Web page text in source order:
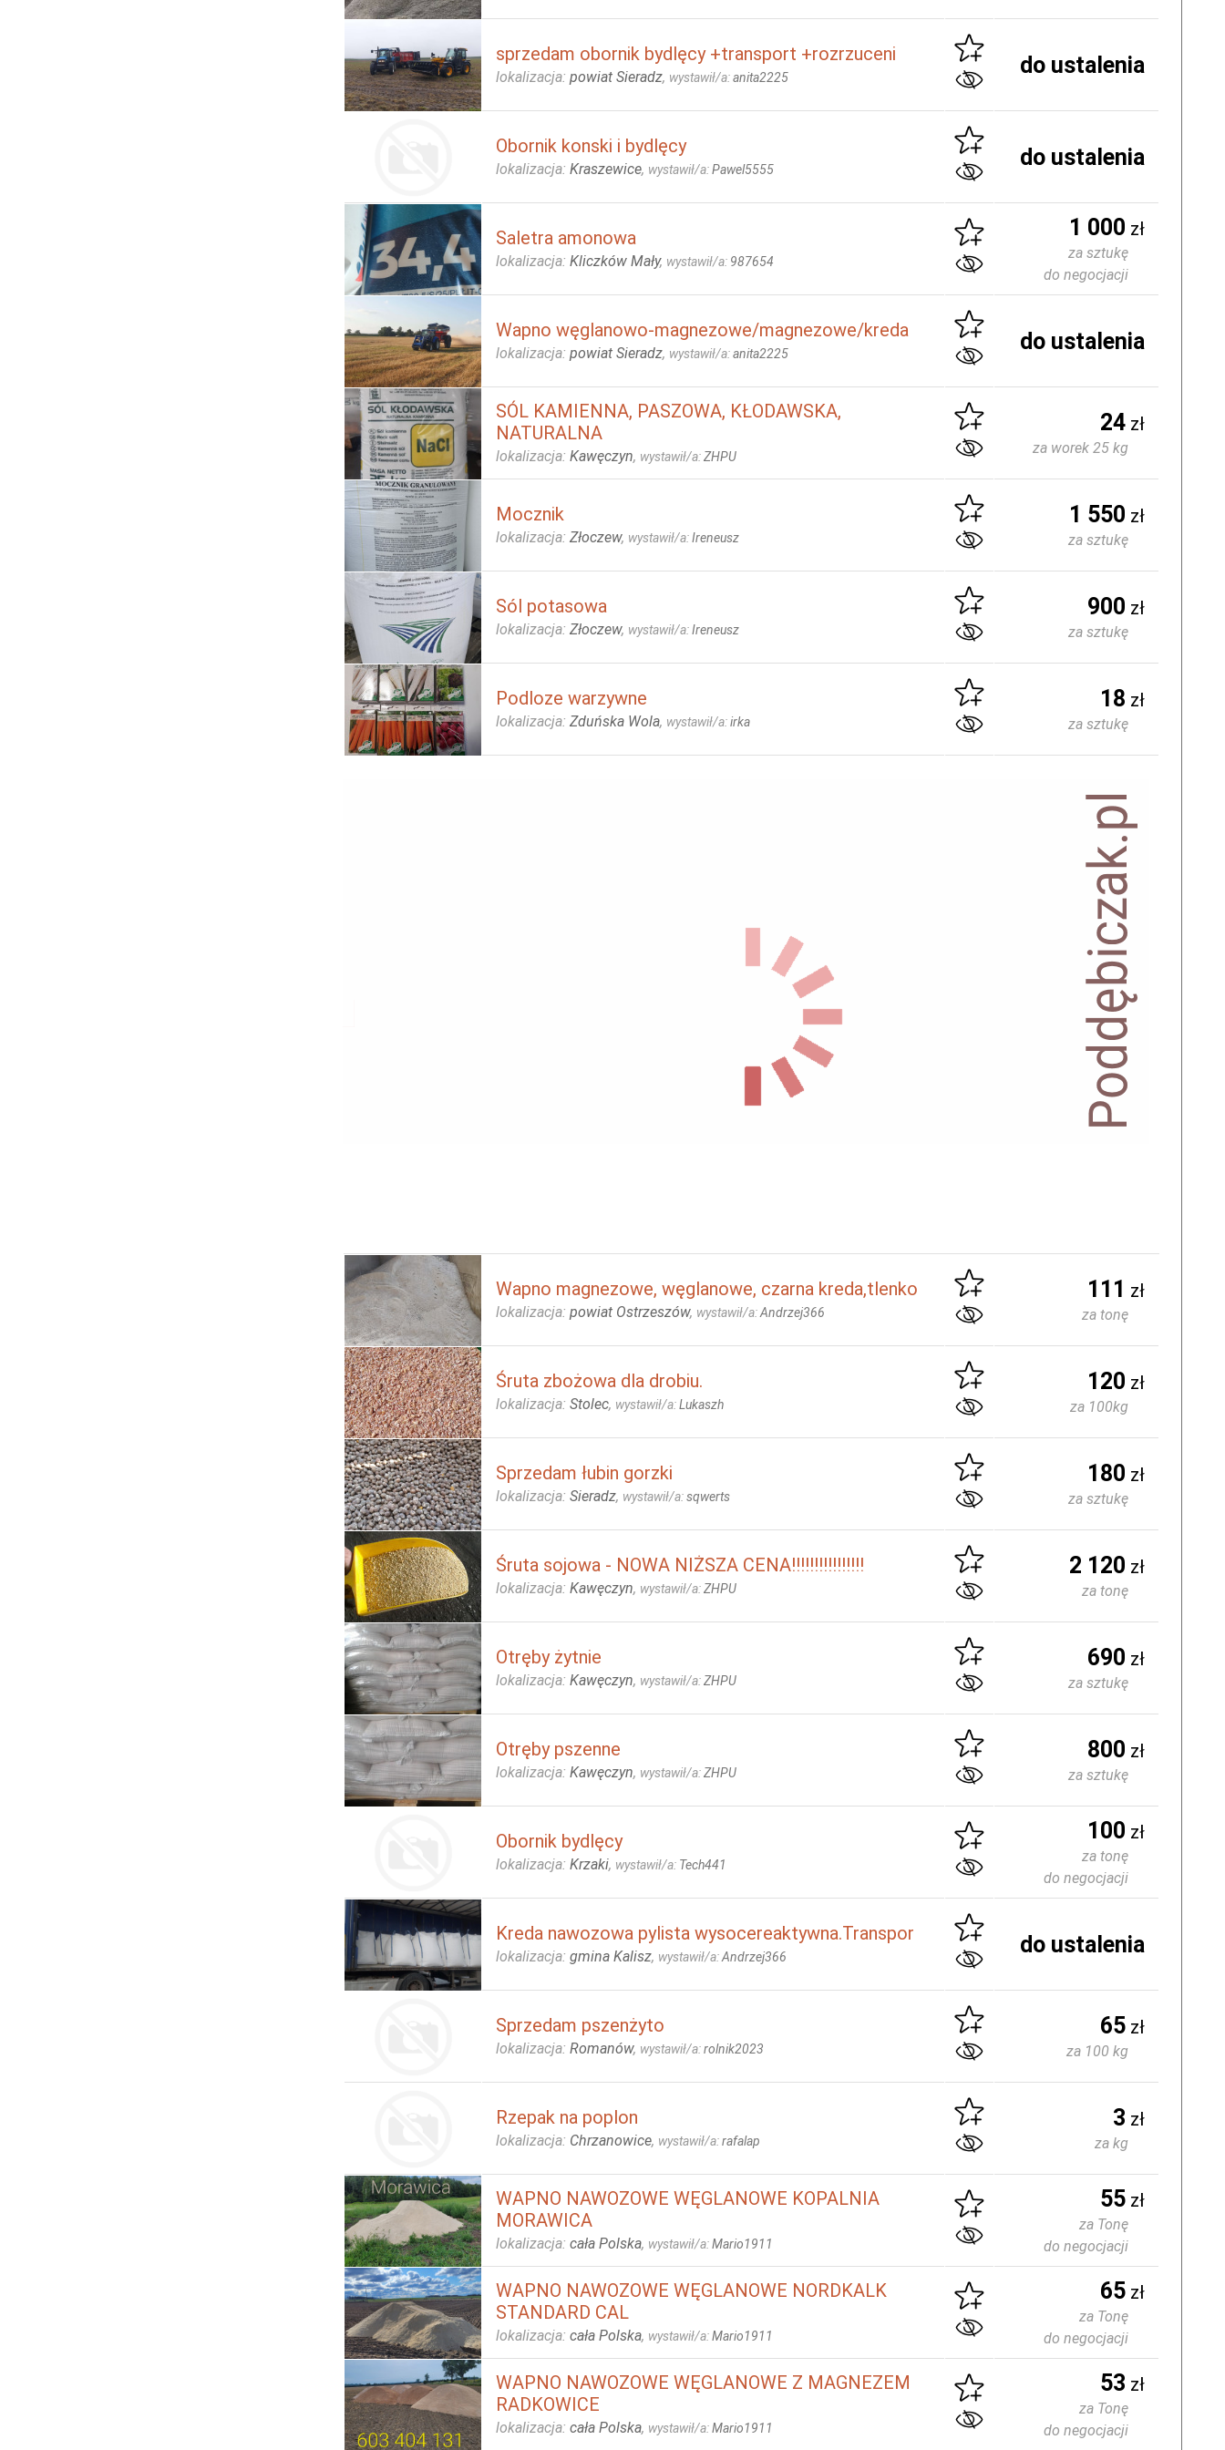
sprzedam obornik bydlęcy +transport +rozrzuceni
lokalizacja: powiat Sieradz, wystawił/a:anita2225 do ustalenia
Obornik konski i bydlęcy
lokalizacja: Kraszewice, wystawił/a:Pawel5555 do ustalenia
Saletra amonowa
lokalizacja: Kliczków Mały, wystawił/a: 987654
1 000 zł
za sztukę
do negocjacji
Wapno węglanowo-magnezowe/magnezowe/kreda
lokalizacja: powiat Sieradz, wystawił/a:anita2225 do ustalenia
SÓL KAMIENNA, PASZOWA, KŁODAWSKA,
NATURALNA
lokalizacja: Kawęczyn, wystawił/a:ZHPU
24 zł
za worek 25 kg
Mocznik
lokalizacja: Złoczew, wystawił/a:Ireneusz
1 550 zł
za sztukę
Sól potasowa
lokalizacja: Złoczew, wystawił/a:Ireneusz
900 zł
za sztukę
Podloze warzywne
lokalizacja: Zduńska Wola, wystawił/a:irka
18 zł
za sztukę
Wapno magnezowe, węglanowe, czarna kreda,tlenko
lokalizacja: powiat Ostrzeszów, wystawił/a:Andrzej366
111 zł
za tonę
Śruta zbożowa dla drobiu.
lokalizacja: Stolec, wystawił/a:Lukaszh
120 zł
za 100kg
Sprzedam łubin gorzki
lokalizacja: Sieradz, wystawił/a:sqwerts
180 zł
za sztukę
Śruta sojowa - NOWA NIŻSZA CENA!!!!!!!!!!!!!!!!
lokalizacja: Kawęczyn, wystawił/a:ZHPU
2 120 zł
za tonę
Otręby żytnie
lokalizacja: Kawęczyn, wystawił/a:ZHPU
690 zł
za sztukę
Otręby pszenne
lokalizacja: Kawęczyn, wystawił/a:ZHPU
800 zł
za sztukę
Obornik bydlęcy
lokalizacja: Krzaki, wystawił/a: Tech441
100 zł
za tonę
do negocjacji
Kreda nawozowa pylista wysocereaktywna.Transpor
lokalizacja: gmina Kalisz, wystawił/a:Andrzej366 do ustalenia
Sprzedam pszenżyto
lokalizacja: Romanów, wystawił/a:rolnik2023
65 zł
za 100 kg
Rzepak na poplon
lokalizacja: Chrzanowice, wystawił/a:rafalap
3 zł
za kg
WAPNO NAWOZOWE WĘGLANOWE KOPALNIA
MORAWICA
lokalizacja: cała Polska, wystawił/a:Mario1911
55 zł
za Tonę
do negocjacji
WAPNO NAWOZOWE WĘGLANOWE NORDKALK
STANDARD CAL
lokalizacja: cała Polska, wystawił/a:Mario1911
65 zł
za Tonę
do negocjacji
WAPNO NAWOZOWE WĘGLANOWE Z MAGNEZEM
RADKOWICE
lokalizacja: cała Polska, wystawił/a:Mario1911
53 zł
za Tonę
do negocjacji